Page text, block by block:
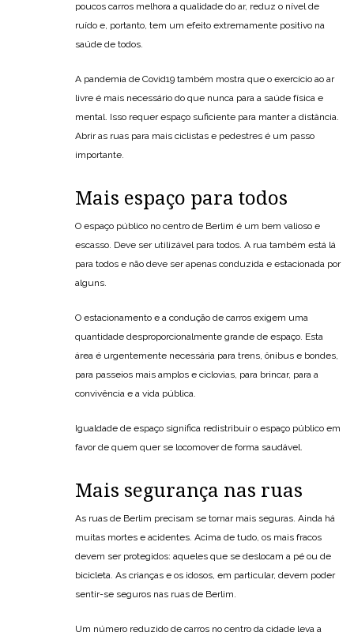
poucos carros melhora a qualidade do ar, reduz o nível de
ruído e, portanto, tem um efeito extremamente positivo na
saúde de todos.
A pandemia de Covid19 também mostra que o exercício ao ar
livre é mais necessário do que nunca para a saúde física e
mental. Isso requer espaço suficiente para manter a distância.
Abrir as ruas para mais ciclistas e pedestres é um passo
importante.
Mais espaço para todos
O espaço público no centro de Berlim é um bem valioso e
escasso. Deve ser utilizável para todos. A rua também está lá
para todos e não deve ser apenas conduzida e estacionada por
alguns.
O estacionamento e a condução de carros exigem uma
quantidade desproporcionalmente grande de espaço. Esta
área é urgentemente necessária para trens, ônibus e bondes,
para passeios mais amplos e ciclovias, para brincar, para a
convivência e a vida pública.
Igualdade de espaço significa redistribuir o espaço público em
favor de quem quer se locomover de forma saudável.
Mais segurança nas ruas
As ruas de Berlim precisam se tornar mais seguras. Ainda há
muitas mortes e acidentes. Acima de tudo, os mais fracos
devem ser protegidos: aqueles que se deslocam a pé ou de
bicicleta. As crianças e os idosos, em particular, devem poder
sentir-se seguros nas ruas de Berlim.
Um número reduzido de carros no centro da cidade leva a